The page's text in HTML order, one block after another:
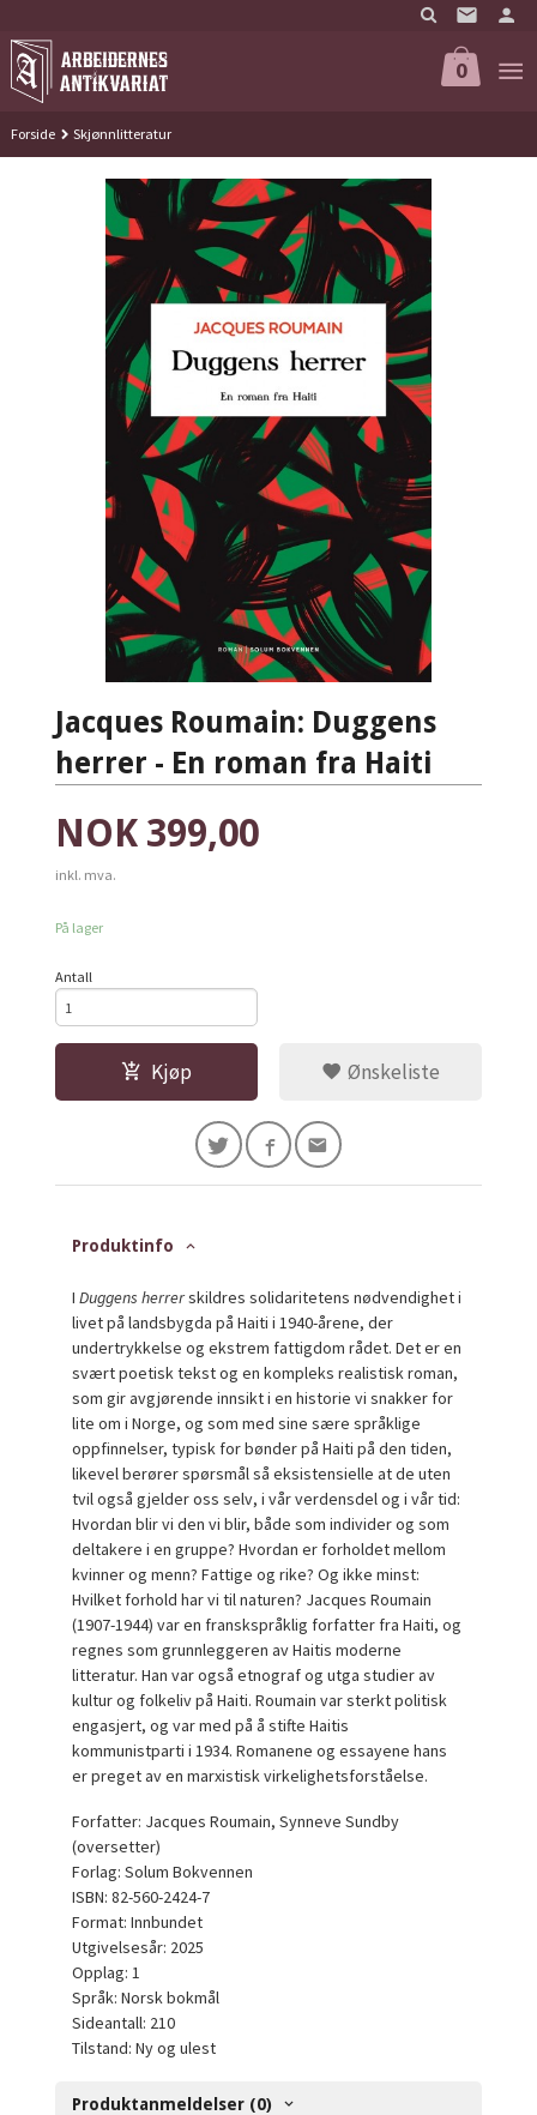
til
innholdet
0
Forside Skjønnlitteratur
Jacques Roumain: Duggens
herrer - En roman fra Haiti
Pris
NOK 399,00
inkl. mva.
På lager
Antall
Kjøp Ønskeliste
Produktinfo
IDuggens herrerskildres solidaritetens nødvendighet i
livet på landsbygda på Haiti i 1940-årene, der
undertrykkelse og ekstrem fattigdom rådet. Det er en
svært poetisk tekst og en kompleks realistisk roman,
som gir avgjørende innsikt i en historie vi snakker for
lite om i Norge, og som med sine sære språklige
oppfinnelser, typisk for bønder på Haiti på den tiden,
likevel berører spørsmål så eksistensielle at de uten
tvil også gjelder oss selv, i vår verdensdel og i vår tid:
Hvordan blir vi den vi blir, både som individer og som
deltakere i en gruppe? Hvordan er forholdet mellom
kvinner og menn? Fattige og rike? Og ikke minst:
Hvilket forhold har vi til naturen? Jacques Roumain
(1907-1944) var en franskspråklig forfatter fra Haiti, og
regnes som grunnleggeren av Haitis moderne
litteratur. Han var også etnograf og utga studier av
kultur og folkeliv på Haiti. Roumain var sterkt politisk
engasjert, og var med på å stifte Haitis
kommunistparti i 1934. Romanene og essayene hans
er preget av en marxistisk virkelighetsforståelse.
Forfatter: Jacques Roumain, Synneve Sundby
(oversetter)
Forlag: Solum Bokvennen
ISBN: 82-560-2424-7
Format: Innbundet
Utgivelsesår: 2025
Opplag: 1
Språk: Norsk bokmål
Sideantall: 210
Tilstand: Ny og ulest
Produktanmeldelser (0)